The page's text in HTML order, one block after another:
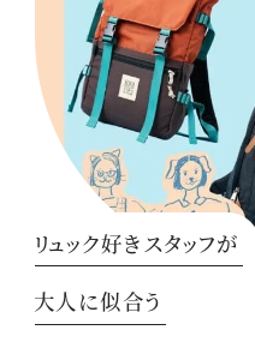
リュック好きスタッフが
大人に似合う